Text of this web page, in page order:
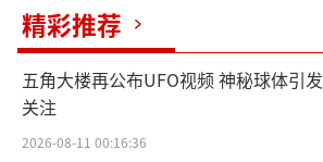
精彩推荐
五角大楼再公布UFO视频 神秘球体引发
关注
2026-08-11 00:16:36